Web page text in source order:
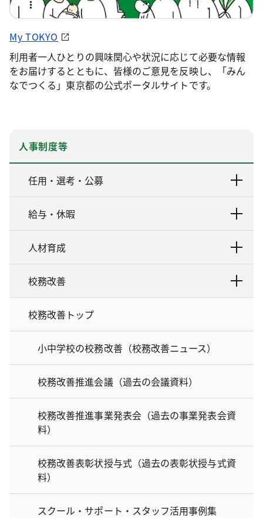
My TOKYO
利用者一人ひとりの興味関心や状況に応じて必要な情報
をお届けするとともに、皆様のご意見を反映し、「みん
なでつくる」東京都の公式ポータルサイトです。
人事制度等
任用・選考・公募
給与・休暇
人材育成
校務改善
校務改善トップ
小中学校の校務改善（校務改善ニュース）
校務改善推進会議（過去の会議資料）
校務改善推進事業発表会（過去の事業発表会資
料）
校務改善表彰状授与式（過去の表彰状授与式資
料）
スクール・サポート・スタッフ活用事例集